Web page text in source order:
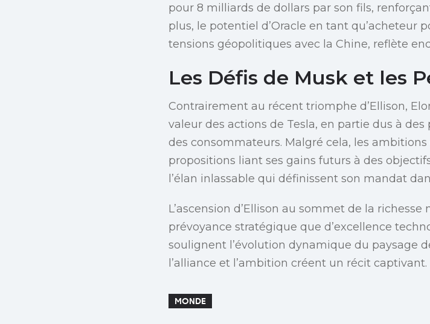
pour 8 milliards de dollars par son fils,
plus, le potentiel d’Oracle en tant qu’acheteur
tensions géopolitiques avec la Chine, reflète
Les Défis de Musk et les
Contrairement au récent triomphe d’Ellison,
valeur des actions de Tesla, en partie dus à
des consommateurs. Malgré cela, les
propositions liant ses gains futurs à des
l’élan inlassable qui définissent son mandat
L’ascension d’Ellison au sommet de la
prévoyance stratégique que d’excellence
soulignent l’évolution dynamique du paysage
l’alliance et l’ambition créent un récit captivant.
MONDE